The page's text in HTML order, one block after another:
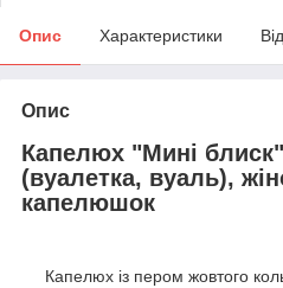
Опис Характеристики
Опис
Капелюх "Мині
(вуалетка, вуаль),
капелюшок
Капелюх із пером жовтого